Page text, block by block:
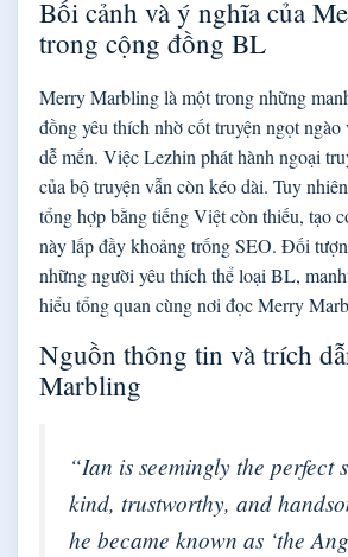
Bối cảnh và ý nghĩa của
trong cộng đồng BL
Merry Marbling là một trong những
đồng yêu thích nhờ cốt truyện ngọt ngào
dễ mến. Việc Lezhin phát hành ngoại
của bộ truyện vẫn còn kéo dài. Tuy
tổng hợp bằng tiếng Việt còn thiếu, tạo
này lấp đầy khoảng trống SEO. Đối
những người yêu thích thể loại BL,
hiểu tổng quan cùng nơi đọc Merry
Nguồn thông tin và trích
Marbling
“Ian is seemingly the perfect
kind, trustworthy, and
he became known as ‘the